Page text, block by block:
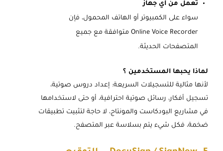
تعمل من أي جهاز
سواء على الكمبيوتر أو الهاتف المحمول، فإن
Online Voice Recorder متوافقة مع جميع
المتصفحات الحديثة.
لماذا يحبها المستخدمين ؟
لأنها مثالية للتسجيلات السريعة: إعداد دروس صوتية،
تسجيل أفكار، رسائل صوتية احترافية، أو حتى لاستخدامها
في مشاريع البودكاست والمونتاج، لا حاجة لتثبيت تطبيقات
ضخمة، فكل شيء يتم بسلاسة عبر المتصفح.